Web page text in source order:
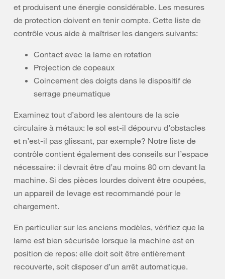
et produisent une énergie considérable. Les mesures
de protection doivent en tenir compte. Cette liste de
contrôle vous aide à maîtriser les dangers suivants:
Contact avec la lame en rotation
Projection de copeaux
Coincement des doigts dans le dispositif de
serrage pneumatique
Examinez tout d’abord les alentours de la scie
circulaire à métaux: le sol est-il dépourvu d’obstacles
et n’est-il pas glissant, par exemple? Notre liste de
contrôle contient également des conseils sur l’espace
nécessaire: il devrait être d’au moins 80 cm devant la
machine. Si des pièces lourdes doivent être coupées,
un appareil de levage est recommandé pour le
chargement.
En particulier sur les anciens modèles, vérifiez que la
lame est bien sécurisée lorsque la machine est en
position de repos: elle doit soit être entièrement
recouverte, soit disposer d’un arrêt automatique.